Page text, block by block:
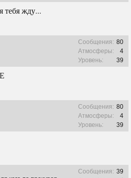
тебя жду...
Сообщения: 80
Атмосферы:
4
Уровень:
39
Сообщения: 80
Атмосферы:
4
Уровень:
39
Сообщения: 39